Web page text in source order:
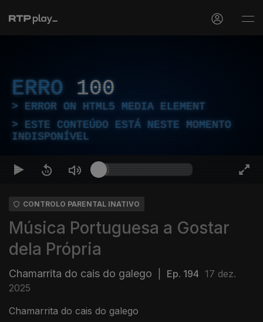
ERRO 100
ERROR ON HTML5 MEDIA ELEMENT
ESTE CONTEÚDO ESTÁ NESTE MOMENTO
INDISPONÍVEL
CONTROLO PARENTAL INATIVO
Música Portuguesa a Gostar
dela Própria
Chamarrita do cais do galego Ep. 194 17 dez.
2025
Chamarrita do cais do galego